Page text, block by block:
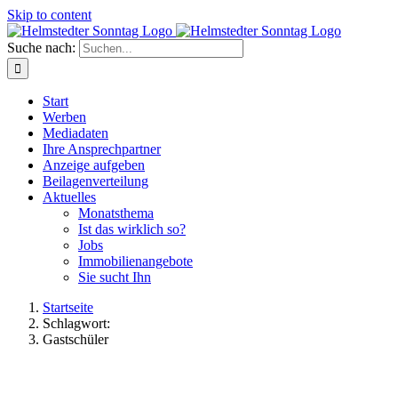
Skip to content
Suche nach:
Start
Werben
Mediadaten
Ihre Ansprechpartner
Anzeige aufgeben
Beilagenverteilung
Aktuelles
Monatsthema
Ist das wirklich so?
Jobs
Immobilienangebote
Sie sucht Ihn
Startseite
Schlagwort:
Gastschüler